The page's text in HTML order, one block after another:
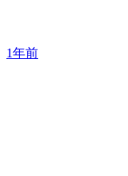
1年前